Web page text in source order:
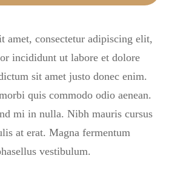
amet, consectetur adipiscing elit,
incididunt ut labore et dolore
sit amet justo donec enim.
quis commodo odio aenean.
mi in nulla. Nibh mauris cursus
at erat. Magna fermentum
vestibulum.